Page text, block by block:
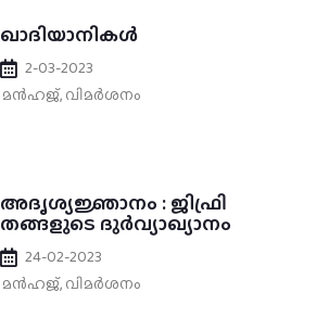
ഖാദിയാനികൾ
2-03-2023
മന്‍ഹജ്, വിമർശനം
അദൃശ്യജ്ഞാനം : ജിഫ്രി
തങ്ങളുടെ ദുർവ്യാഖ്യാനം
24-02-2023
മന്‍ഹജ്, വിമർശനം